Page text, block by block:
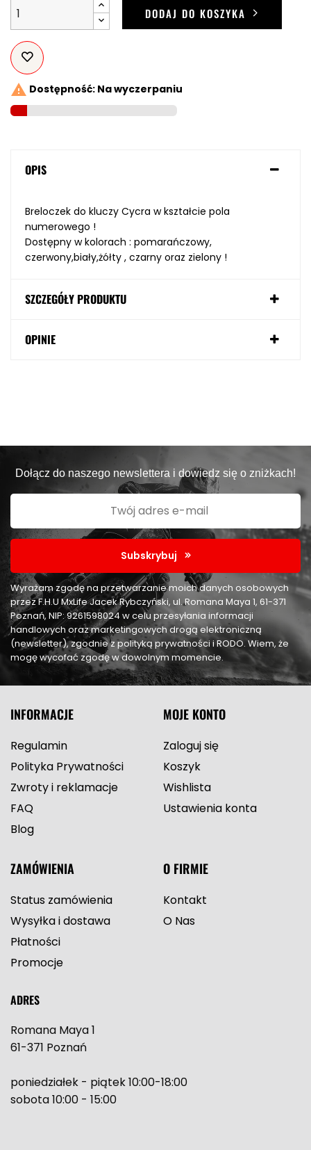
DODAJ DO KOSZYKA
 Dostępność: Na wyczerpaniu
OPIS
Breloczek do kluczy Cycra w kształcie pola
numerowego !
Dostępny w kolorach : pomarańczowy,
czerwony,biały,żółty , czarny oraz zielony !
SZCZEGÓŁY PRODUKTU
OPINIE
Dołącz do naszego newslettera i dowiedz się o zniżkach!
Subskrybuj
Wyrażam zgodę na przetwarzanie moich danych osobowych
przez F.H.U MxLife Jacek Rybczyński, ul. Romana Maya 1, 61-371
Poznań, NIP: 9261598024 w celu przesyłania informacji
handlowych oraz marketingowych drogą elektroniczną
(newsletter), zgodnie z polityką prywatności i RODO. Wiem, że
mogę wycofać zgodę w dowolnym momencie.
INFORMACJE
Regulamin
Polityka Prywatności
Zwroty i reklamacje
FAQ
Blog
MOJE KONTO
Zaloguj się
Koszyk
Wishlista
Ustawienia konta
ZAMÓWIENIA
Status zamówienia
Wysyłka i dostawa
Płatności
Promocje
O FIRMIE
Kontakt
O Nas
ADRES
Romana Maya 1
61-371 Poznań
poniedziałek - piątek 10:00-18:00
sobota 10:00 - 15:00